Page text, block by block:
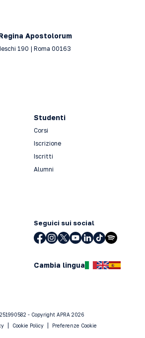
Apostolorum
190 | Roma 00163
Studenti
Corsi
Iscrizione
Iscritti
Alumni
Seguici sui social
Cambia lingua
- Copyright APRA 2026
Cookie Policy Preferenze Cookie